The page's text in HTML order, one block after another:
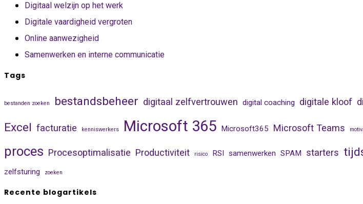
Digitaal welzijn op het werk
Digitale vaardigheid vergroten
Online aanwezigheid
Samenwerken en interne communicatie
Tags
bestanden zoeken bestandsbeheer digitaal zelfvertrouwen digital coaching digitale kloof
Excel facturatie kenniswerkers Microsoft 365 Microsoft365 Microsoft Teams
proces Procesoptimalisatie Productiviteit risico RSI samenwerken SPAM starters
zelfsturing
zoeken
Recente blogartikels